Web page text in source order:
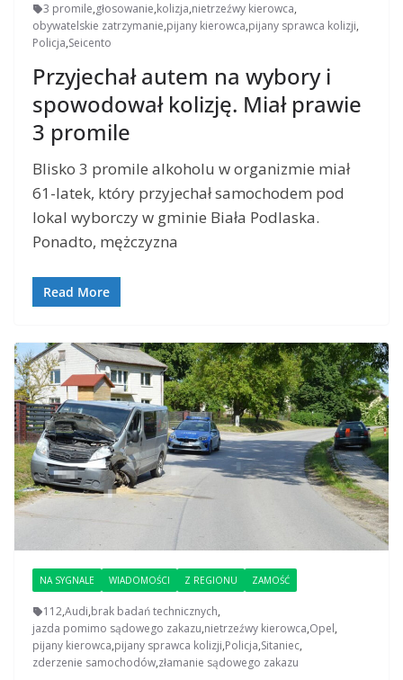
3 promile,głosowanie,kolizja,nietrzeźwy kierowca,
obywatelskie zatrzymanie,pijany kierowca,pijany sprawca kolizji,
Policja,Seicento
Przyjechał autem na wybory i
spowodował kolizję. Miał prawie
3 promile
Blisko 3 promile alkoholu w organizmie miał
61-latek, który przyjechał samochodem pod
lokal wyborczy w gminie Biała Podlaska.
Ponadto, mężczyzna
Read More
NA SYGNALE WIADOMOŚCI Z REGIONU ZAMOŚĆ
112,Audi,brak badań technicznych,
jazda pomimo sądowego zakazu,nietrzeźwy kierowca,Opel,
pijany kierowca,pijany sprawca kolizji,Policja,Sitaniec,
zderzenie samochodów,złamanie sądowego zakazu